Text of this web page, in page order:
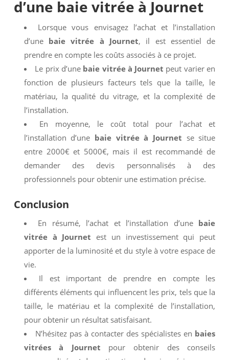
d’une baie vitrée à Journet
Lorsque vous envisagez l’achat et l’installation
d’une baie vitrée à Journet, il est essentiel de
prendre en compte les coûts associés à ce projet.
Le prix d’une baie vitrée à Journet peut varier en
fonction de plusieurs facteurs tels que la taille, le
matériau, la qualité du vitrage, et la complexité de
l’installation.
En moyenne, le coût total pour l’achat et
l’installation d’une baie vitrée à Journet se situe
entre 2000€ et 5000€, mais il est recommandé de
demander des devis personnalisés à des
professionnels pour obtenir une estimation précise.
Conclusion
En résumé, l’achat et l’installation d’une baie
vitrée à Journet est un investissement qui peut
apporter de la luminosité et du style à votre espace de
vie.
Il est important de prendre en compte les
différents éléments qui influencent les prix, tels que la
taille, le matériau et la complexité de l’installation,
pour obtenir un résultat satisfaisant.
N’hésitez pas à contacter des spécialistes en baies
vitrées à Journet pour obtenir des conseils